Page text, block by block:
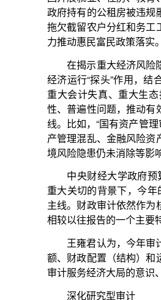
中央财经大学政府预算研究中心主任
重大关切的背景下，今年的审计工作报告
主线。财政审计依然作为核心模块，但更
王雍君认为，今年审计工作报告很好
额、财政配置（结构）和运营管理。审计
审计服务经济大局的意识、功能和作用进一
深化研究型审计
“审计监督发挥推进国家治理体系和
计的理念，发挥常态化‘经济体检’优势，
一是把立项当课题研究。据了解，审
关部门规划、行业规划、地区规划、预算
策、改革要求、发展方向研究透彻，科学
资金审计”就着重反映了就业、住房、教育
二是把问题当课题研究。在全面客
时，沿着“资金—项目—政策—政治”主线，
审计工作报告“中央财政管理审计”情况中
清、政府投资基金未按要求聚焦解决融资